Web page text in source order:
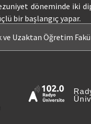
döneminde iki
bir başlangıç yapar.
ve Uzaktan Öğretim